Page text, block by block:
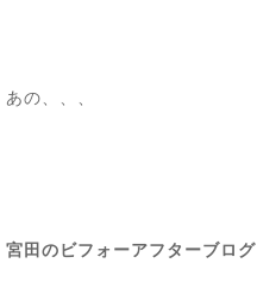
あの、、、
宮田のビフォーアフターブログ